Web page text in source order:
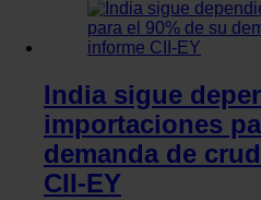
India sigue
importaciones
demanda de
CII-EY